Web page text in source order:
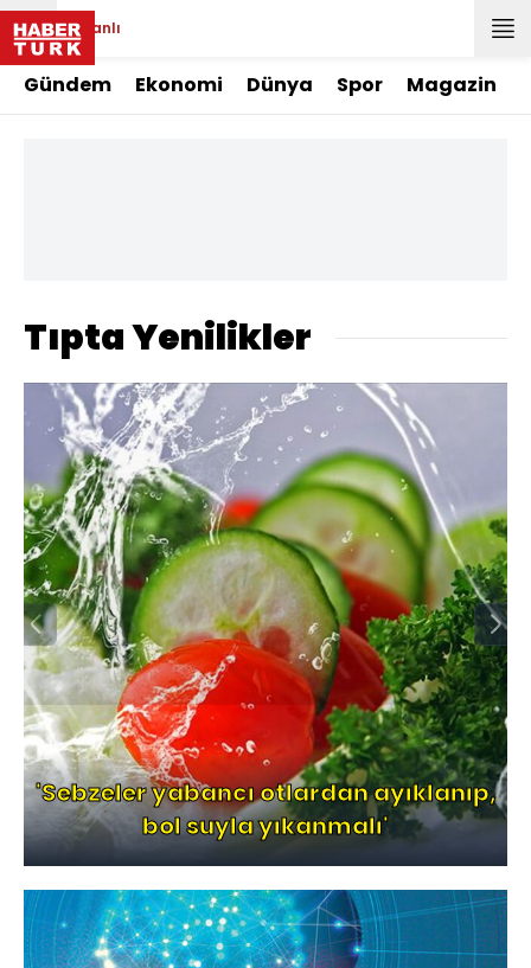
Canlı
Gündem Ekonomi Dünya Spor Magazin
Tıpta Yenilikler
'Sebzeler yabancı otlardan ayıklanıp,
bol suyla yıkanmalı'